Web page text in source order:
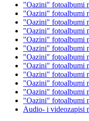
"Oazini" fotoalbumi
"Oazini" fotoalbumi
"Oazini" fotoalbumi
"Oazini" fotoalbumi
"Oazini" fotoalbumi
"Oazini" fotoalbumi
"Oazini" fotoalbumi
"Oazini" fotoalbumi
"Oazini" fotoalbumi
"Oazini" fotoalbumi
"Oazini" fotoalbumi
"Oazini" fotoalbumi
Audio- i videozapisi